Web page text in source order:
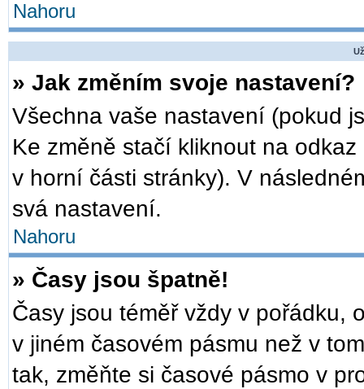
Nahoru
» Jak změním svoje nastavení?
Všechna vaše nastavení (pokud
Ke změně stačí kliknout na odkaz
v horní části stránky). V
svá nastavení.
Nahoru
» Časy jsou špatně!
Časy jsou téměř vždy v pořádku,
v jiném časovém pásmu než v
tak, změňte si časové pásmo v